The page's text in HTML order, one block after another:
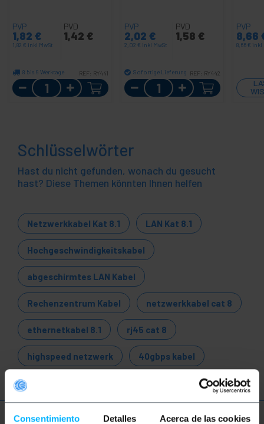
Consentimiento Detalles Acerca de las cookies
PVP
1,82 €
1,82 € inkl MwSt
PVD
1,42 €
8 bis 9 Werktage REF: RY441
Menge
PVP
2,02 €
2,02 € inkl MwSt
PVD
1,58 €
Sofortige Lieferung REF: RY442
Menge
PVP
8,66
8,66 € inkl
Schlüsselwörter
Hast du nicht gefunden, wonach du gesucht
hast? Diese Themen könnten Ihnen helfen
Netzwerkkabel Kat 8.1 LAN Kat 8.1
Hochgeschwindigkeitskabel
abgeschirmtes LAN Kabel
Rechenzentrum Kabel netzwerkkabel cat 8
ethernetkabel 8.1 rj45 cat 8
highspeed netzwerk 40gbps kabel